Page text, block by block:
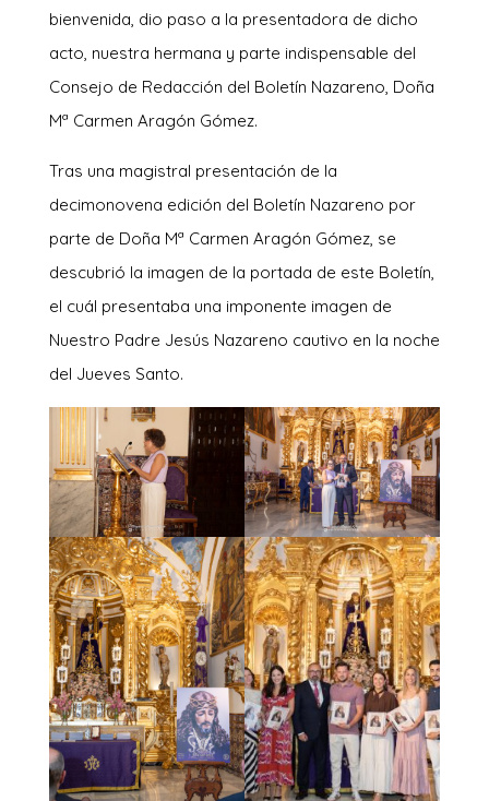
bienvenida, dio paso a la presentadora de dicho
acto, nuestra hermana y parte indispensable del
Consejo de Redacción del Boletín Nazareno, Doña
Mª Carmen Aragón Gómez.
Tras una magistral presentación de la
decimonovena edición del Boletín Nazareno por
parte de Doña Mª Carmen Aragón Gómez, se
descubrió la imagen de la portada de este Boletín,
el cuál presentaba una imponente imagen de
Nuestro Padre Jesús Nazareno cautivo en la noche
del Jueves Santo.